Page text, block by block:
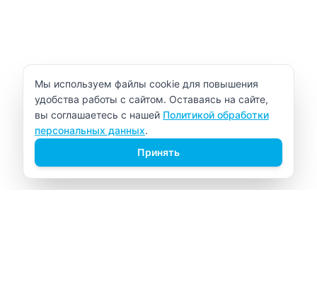
Уведомление об использовании cookie
Мы используем файлы cookie для повышения
удобства работы с сайтом. Оставаясь на сайте,
вы соглашаетесь с нашей Политикой обработки
персональных данных.
Принять